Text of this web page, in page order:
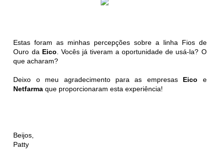
Estas foram as minhas percepções sobre a linha Fios de
Ouro da Eico . Vocês já tiveram a oportunidade de usá-la? O
que acharam?
Deixo o meu agradecimento para as empresas Eico e
Netfarma que proporcionaram esta experiência!
Beijos,
Patty